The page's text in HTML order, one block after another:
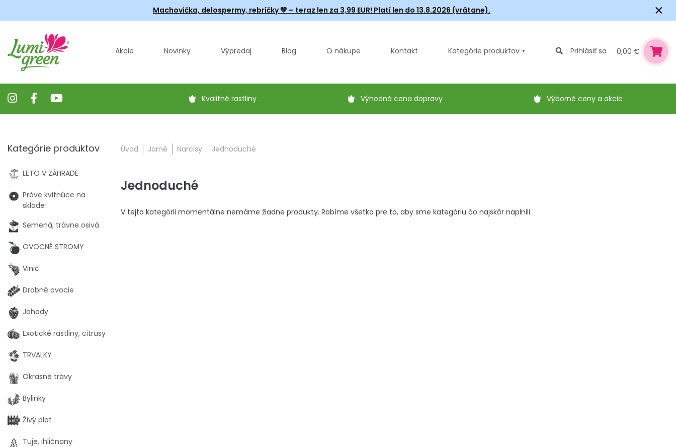
Machovička, delospermy, rebríčky💚 – teraz len za 3,99 EUR! Platí len do 13.8.2026 (vrátane). ×
Akcie Novinky Výpredaj Blog O nákupe Kontakt Kategórie produktov Prihlásiť sa 0,00 €
Kvalitné rastliny Výhodná cena dopravy Výborné ceny a akcie
Úvod Jarné Narcisy Jednoduché
Jednoduché
V tejto kategórii momentálne nemáme žiadne produkty. Robíme všetko pre to, aby sme kategóriu čo najskôr naplnili.
Kategórie produktov
LETO V ZÁHRADE
Práve kvitnúce na
sklade!
Semená, trávne osivá
OVOCNÉ STROMY
Vinič
Drobné ovocie
Jahody
Exotické rastliny, citrusy
TRVALKY
Okrasné trávy
Bylinky
Živý plot
Tuje, ihličnany